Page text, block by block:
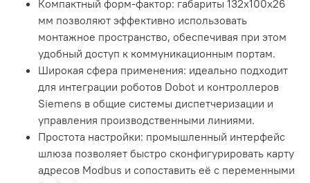
Компактный форм-фактор: габариты 132x100x26
мм позволяют эффективно использовать
монтажное пространство, обеспечивая при этом
удобный доступ к коммуникационным портам.
Широкая сфера применения: идеально подходит
для интеграции роботов Dobot и контроллеров
Siemens в общие системы диспетчеризации и
управления производственными линиями.
Простота настройки: промышленный интерфейс
шлюза позволяет быстро сконфигурировать карту
адресов Modbus и сопоставить её с переменными